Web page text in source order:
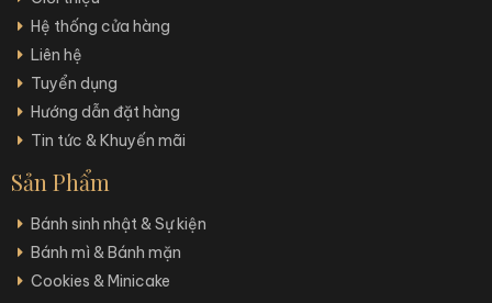
Hệ thống cửa hàng
Liên hệ
Tuyển dụng
Hướng dẫn đặt hàng
Tin tức & Khuyến mãi
Sản Phẩm
Bánh sinh nhật & Sự kiện
Bánh mì & Bánh mặn
Cookies & Minicake